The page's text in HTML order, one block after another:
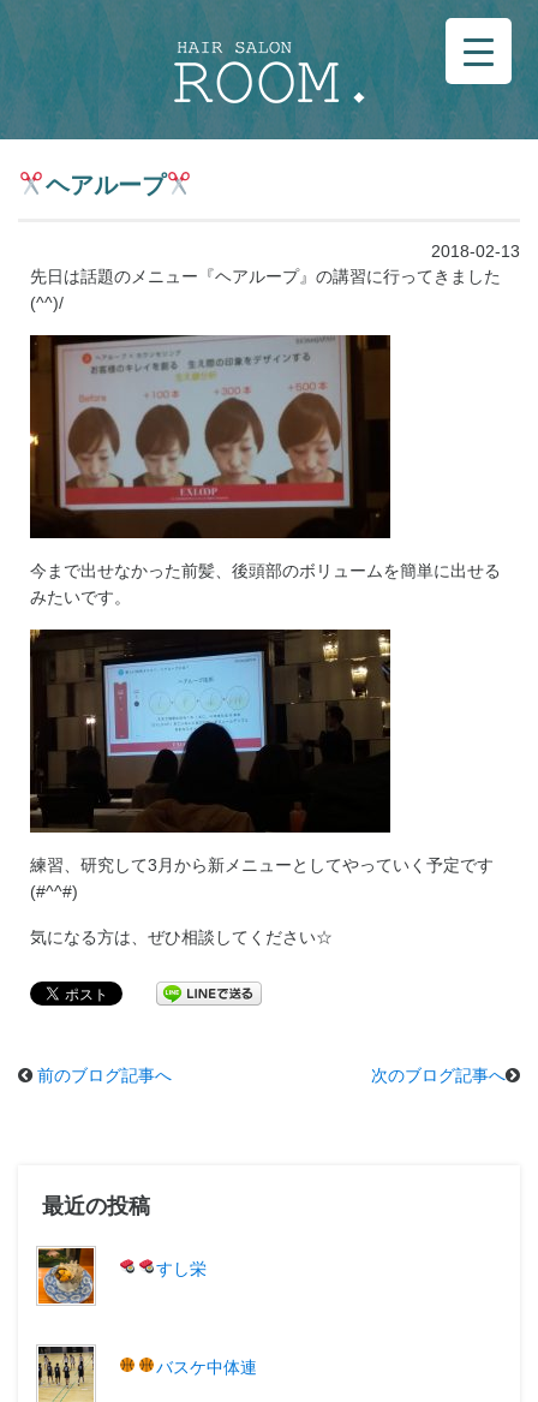
ヘアループ
2018-02-13
先日は話題のメニュー『ヘアループ』の講習に行ってきました
(^^)/
今まで出せなかった前髪、後頭部のボリュームを簡単に出せる
みたいです。
練習、研究して3月から新メニューとしてやっていく予定です
(#^^#)
気になる方は、ぜひ相談してください☆
前のブログ記事へ 次のブログ記事へ
最近の投稿
すし栄
バスケ中体連